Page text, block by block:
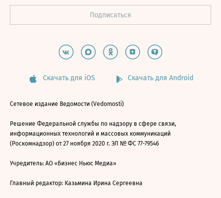
Скачать для iOS Скачать для Android
Сетевое издание Ведомости (Vedomosti)
Решение Федеральной службы по надзору в сфере связи,
информационных технологий и массовых коммуникаций
(Роскомнадзор) от 27 ноября 2020 г. ЭЛ № ФС 77-79546
Учредитель: АО «Бизнес Ньюс Медиа»
Главный редактор: Казьмина Ирина Сергеевна